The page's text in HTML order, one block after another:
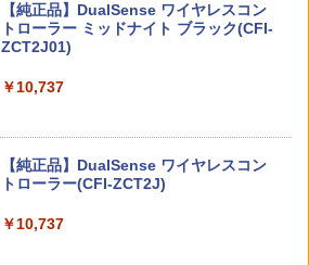
ゼルダの伝説 ブレス オブ ザ ワイルド
Nintendo Switch 2 Edition
￥7,680
任天堂 【Switch2】ゼルダの伝説 ブレス
ition [NXS-P-AAAAH NSW2 ゼルダノデ
【送料無料】アンサー PS5（CFI-2000）
用 ホコリキャッチャー2【ホコリ侵入防
プ/統一デザイン/PS5（CFI-2000）両エ
￥2,332
￥8,751
ヤマトよ永遠に REBEL3199 6【Blu-ra
ニンテンドープリペイド番号 9000円|オ
ンラインコード版
ンラインコード版
【純正品】DualSense ワイヤレスコン
トローラー ミッドナイト ブラック(CFI-
ZCT2J01)
￥10,737
【純正品】DualSense ワイヤレスコン
トローラー(CFI-ZCT2J)
￥10,737